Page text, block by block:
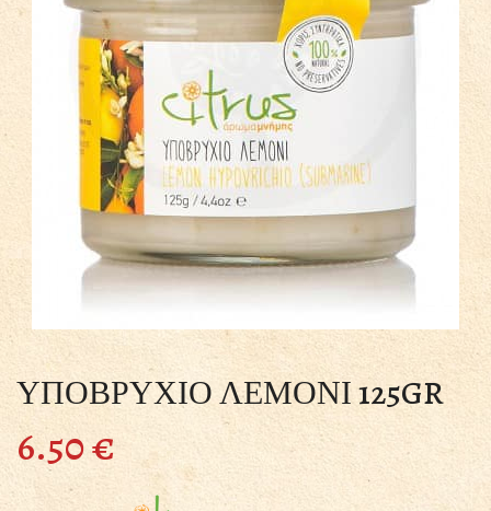
ΥΠΟΒΡΥΧΙΟ ΛΕΜΟΝΙ 125GR
6.50€